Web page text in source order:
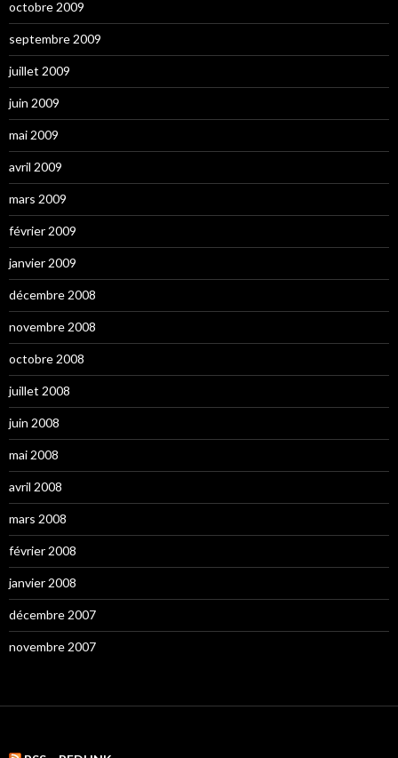
octobre 2009
septembre 2009
juillet 2009
juin 2009
mai 2009
avril 2009
mars 2009
février 2009
janvier 2009
décembre 2008
novembre 2008
octobre 2008
juillet 2008
juin 2008
mai 2008
avril 2008
mars 2008
février 2008
janvier 2008
décembre 2007
novembre 2007